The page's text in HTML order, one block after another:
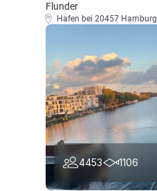
Flunder
Hafen bei 20457 Hamburg
4453 1106